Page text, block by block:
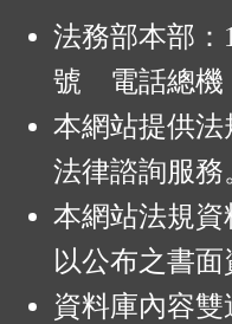
法務部本部：
號 電話總機
本網站提供
法律諮詢服務
本網站法規
以公布之書面
資料庫內容